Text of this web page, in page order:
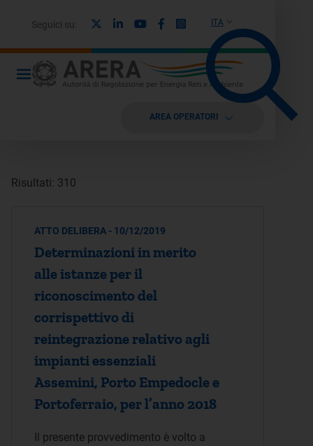
ITA
Seguici su: LinkedinYoutubeFacebook
Instagram
AREA OPERATORI
Risultati: 310
ATTO DELIBERA - 10/12/2019
Determinazioni in merito
alle istanze per il
riconoscimento del
corrispettivo di
reintegrazione relativo agli
impianti essenziali
Assemini, Porto Empedocle e
Portoferraio, per l’anno 2018
Il presente provvedimento è volto a